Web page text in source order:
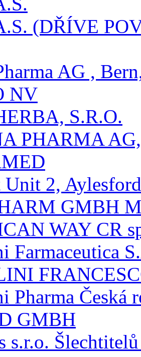
(DŘÍVE
AG ,
NV
S.R.O.
PHARMA
2, Aylesford
GMBH
WAY CR
Farmaceutica
Pharma Česká
GMBH
s.r.o.